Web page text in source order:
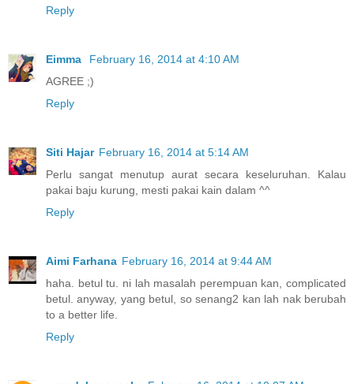
Reply
Eimma
February 16, 2014 at 4:10 AM
AGREE ;)
Reply
Siti Hajar February 16, 2014 at 5:14 AM
Perlu sangat menutup aurat secara keseluruhan. Kalau
pakai baju kurung, mesti pakai kain dalam ^^
Reply
Aimi Farhana February 16, 2014 at 9:44 AM
haha. betul tu. ni lah masalah perempuan kan, complicated
betul. anyway, yang betul, so senang2 kan lah nak berubah
to a better life.
Reply